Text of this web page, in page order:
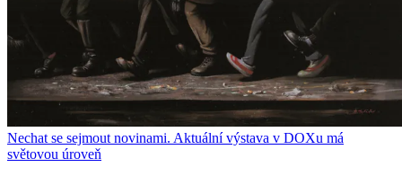
Nechat se sejmout novinami. Aktuální výstava v DOXu má
světovou úroveň